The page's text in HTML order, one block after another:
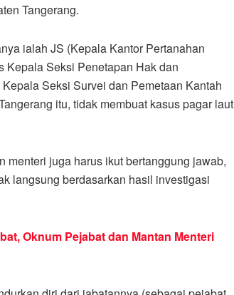
Tangerang.
ialah JS (Kepala Kantor Pertanahan
Kepala Seksi Penetapan Hak dan
Seksi Survei dan Pemetaan Kantah
itu, tidak membuat kasus pagar laut
menteri juga harus ikut bertanggung jawab,
langsung berdasarkan hasil investigasi
Oknum Pejabat dan Mantan Menteri